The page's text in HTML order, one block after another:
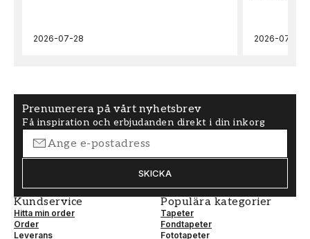
2026-07-28 2026-07-22
Prenumerera på vårt nyhetsbrev
Få inspiration och erbjudanden direkt i din inkorg
SKICKA
Kundservice
Hitta min order
Order
Leverans
Populära kategorier
Tapeter
Fondtapeter
Fototapeter